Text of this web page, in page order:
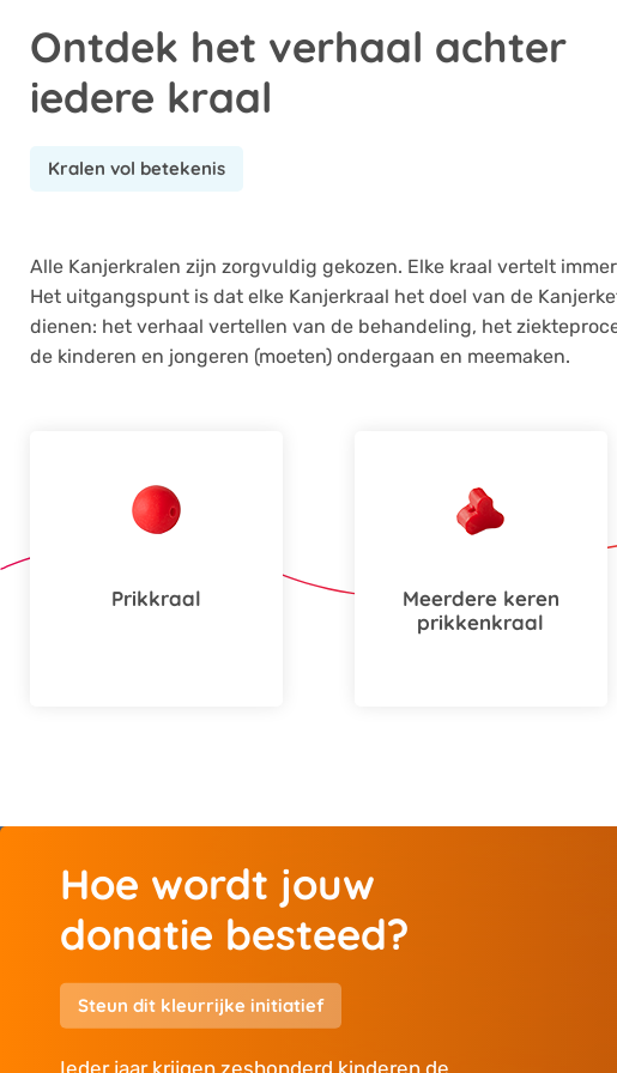
Ontdek het verhaal achter
iedere kraal
Kralen vol betekenis
Alle Kanjerkralen zijn zorgvuldig gekozen. Elke kraal vertelt
Het uitgangspunt is dat elke Kanjerkraal het doel van de
dienen: het verhaal vertellen van de behandeling, het
de kinderen en jongeren (moeten) ondergaan en meemaken.
Prikkraal
Meerdere keren
prikkenkraal
Hoe wordt jouw
donatie besteed?
Steun dit kleurrijke initiatief
Ieder jaar krijgen zeshonderd kinderen de